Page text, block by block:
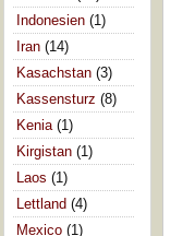
Indonesien (1)
Iran (14)
Kasachstan (3)
Kassensturz (8)
Kenia (1)
Kirgistan (1)
Laos (1)
Lettland (4)
Mexico (1)